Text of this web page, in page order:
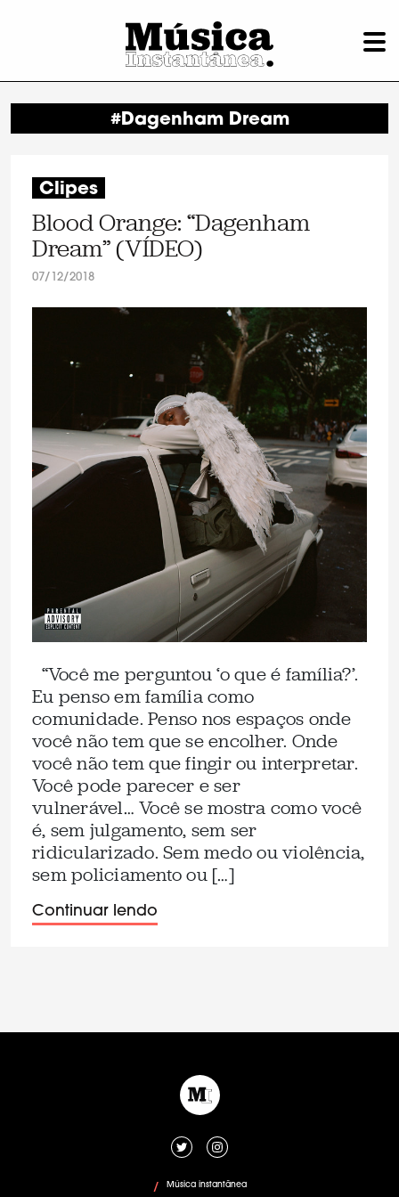
#Dagenham Dream
Clipes
Blood Orange: “Dagenham
Dream” (VÍDEO)
07/12/2018
“Você me perguntou ‘o que é família?’.
Eu penso em família como
comunidade. Penso nos espaços onde
você não tem que se encolher. Onde
você não tem que fingir ou interpretar.
Você pode parecer e ser
vulnerável… Você se mostra como você
é, sem julgamento, sem ser
ridicularizado. Sem medo ou violência,
sem policiamento ou […]
Continuar lendo
/ Música instantânea